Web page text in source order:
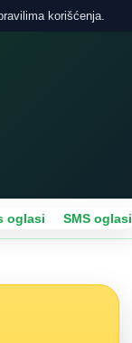
korišćenja.
oglasi SMS oglasi